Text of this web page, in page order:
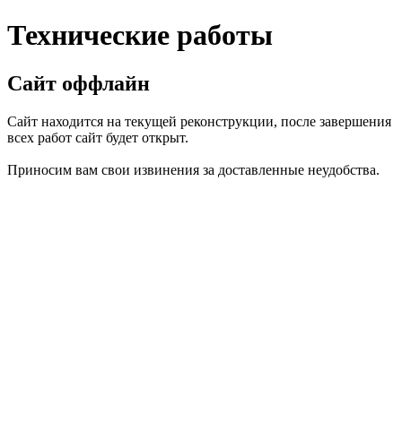
Технические работы
Сайт оффлайн
Сайт находится на текущей реконструкции, после завершения
всех работ сайт будет открыт.
Приносим вам свои извинения за доставленные неудобства.